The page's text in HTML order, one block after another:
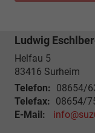
Ludwig
Helfau 5
83416 Surheim
Telefon: 08654/
Telefax: 08654/
E-Mail: